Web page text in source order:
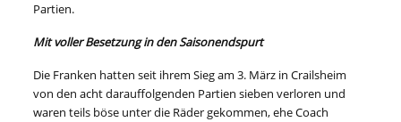
Partien.
Mit voller Besetzung in den Saisonendspurt
Die Franken hatten seit ihrem Sieg am 3. März in Crailsheim
von den acht darauffolgenden Partien sieben verloren und
waren teils böse unter die Räder gekommen, ehe Coach